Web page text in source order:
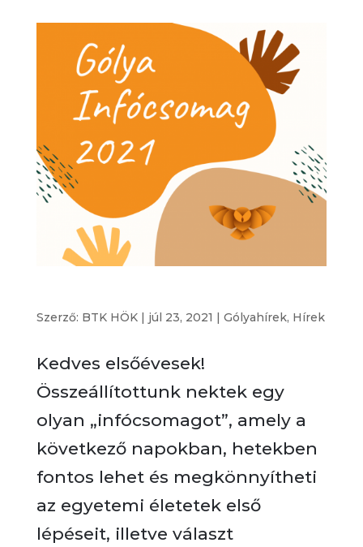
Szerző: BTK HÖK| júl 23, 2021 Gólyahírek, Hírek
Kedves elsőévesek!
Összeállítottunk nektek egy
olyan „infócsomagot”, amely a
következő napokban, hetekben
fontos lehet és megkönnyítheti
az egyetemi életetek első
lépéseit, illetve választ